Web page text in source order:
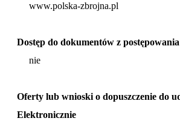
www.polska-zbrojna.pl
Dostęp do dokumentów z
nie
Oferty lub wnioski o dopuszczenie do
Elektronicznie